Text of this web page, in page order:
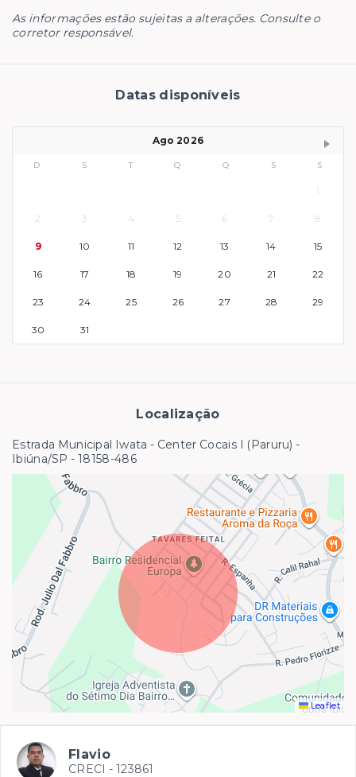
As informações estão sujeitas a alterações. Consulte o
corretor responsável.
Datas disponíveis
Ago 2026
D S T Q Q S S
1
2 3 4 5 6 7 8
9 10 11 12 13 14 15
16 17 18 19 20 21 22
23 24 25 26 27 28 29
30 31
Localização
Estrada Municipal Iwata - Center Cocais I (Paruru) -
Ibiúna/SP - 18158-486
Leaflet
Flavio
CRECI - 123861